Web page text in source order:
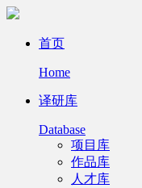
首页
Home
译研库
Database
项目库
作品库
人才库